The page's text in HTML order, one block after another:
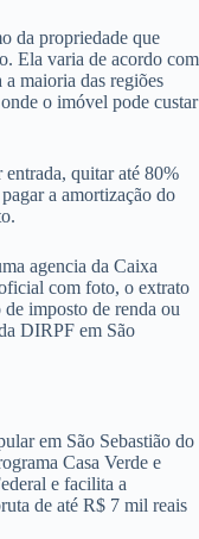
da propriedade que
Ela varia de acordo com
maioria das regiões
o imóvel pode custar
quitar até 80%
a amortização do
agencia da Caixa
com foto, o extrato
imposto de renda ou
DIRPF em São
em São Sebastião do
Casa Verde e
e facilita a
de até R$ 7 mil reais